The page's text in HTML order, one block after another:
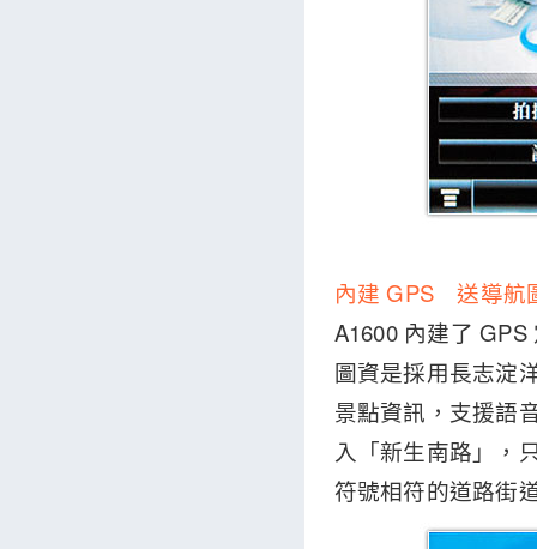
內建 GPS 送導航
A1600 內建了
圖資是採用長志淀
景點資訊，支援語
入「新生南路」，
符號相符的道路街